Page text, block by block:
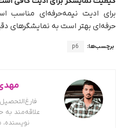
برای ادیت نیمه‌حرفه‌ای مناسب
حرفه‌ای بهتر است به نمایشگرهای
برچسب‌ها: p6
علاقه‌مند به